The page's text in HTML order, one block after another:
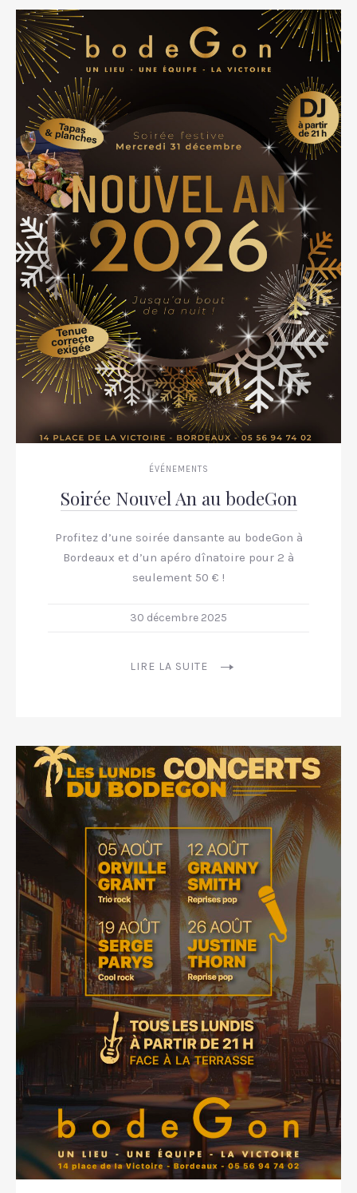
ÉVÉNEMENTS
Soirée Nouvel An au bodeGon
Profitez d’une soirée dansante au bodeGon à
Bordeaux et d’un apéro dînatoire pour 2 à
seulement 50 € !
30 décembre 2025
LIRE LA SUITE